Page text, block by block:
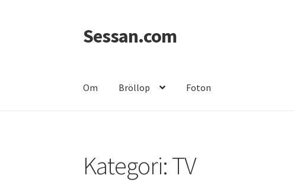
Hoppa
till
Hoppa
till
Sessan.com
Om Bröllop Foton
Kategori:TV